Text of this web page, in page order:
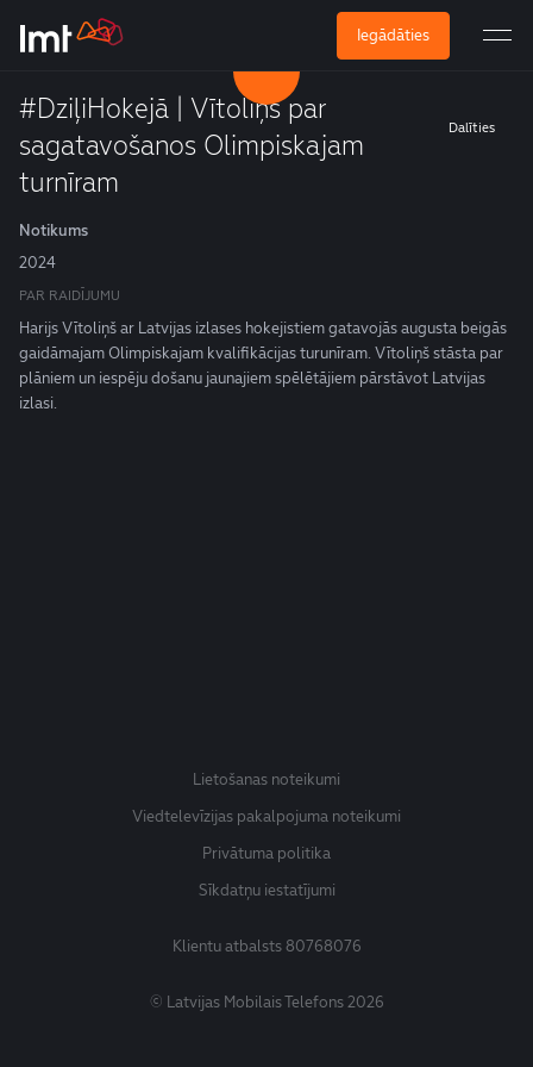
Iegādāties
#DziļiHokejā | Vītoliņš par
sagatavošanos Olimpiskajam
turnīram
Dalīties
Notikums
2024
PAR RAIDĪJUMU
Harijs Vītoliņš ar Latvijas izlases hokejistiem gatavojās augusta beigās
gaidāmajam Olimpiskajam kvalifikācijas turunīram. Vītoliņš stāsta par
plāniem un iespēju došanu jaunajiem spēlētājiem pārstāvot Latvijas
izlasi.
Lietošanas noteikumi
Viedtelevīzijas pakalpojuma noteikumi
Privātuma politika
Sīkdatņu iestatījumi
Klientu atbalsts80768076
© Latvijas Mobilais Telefons 2026